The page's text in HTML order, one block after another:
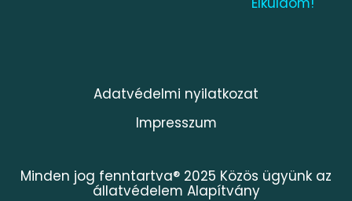
Minden jog fenntartva® 2025 Közös ügyünk az
állatvédelem Alapítvány
Adatvédelmi nyilatkozat
Impresszum